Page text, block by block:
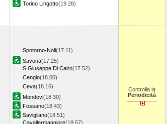
Torino Lingotto(19.28)
Spotorno-Noli(17.11)
Savona(17.25)
S.Giuseppe Di Cairo(17.52)
Cengio(18.00)
Ceva(18.16)
Mondovi(18.30)
Fossano(18.43)
Savigliano(18.51)
Cavallermaggiore(18.57)
Controlla la
Periodicità